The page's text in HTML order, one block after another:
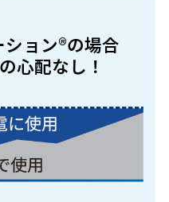
ョン®の場合
心配なし！